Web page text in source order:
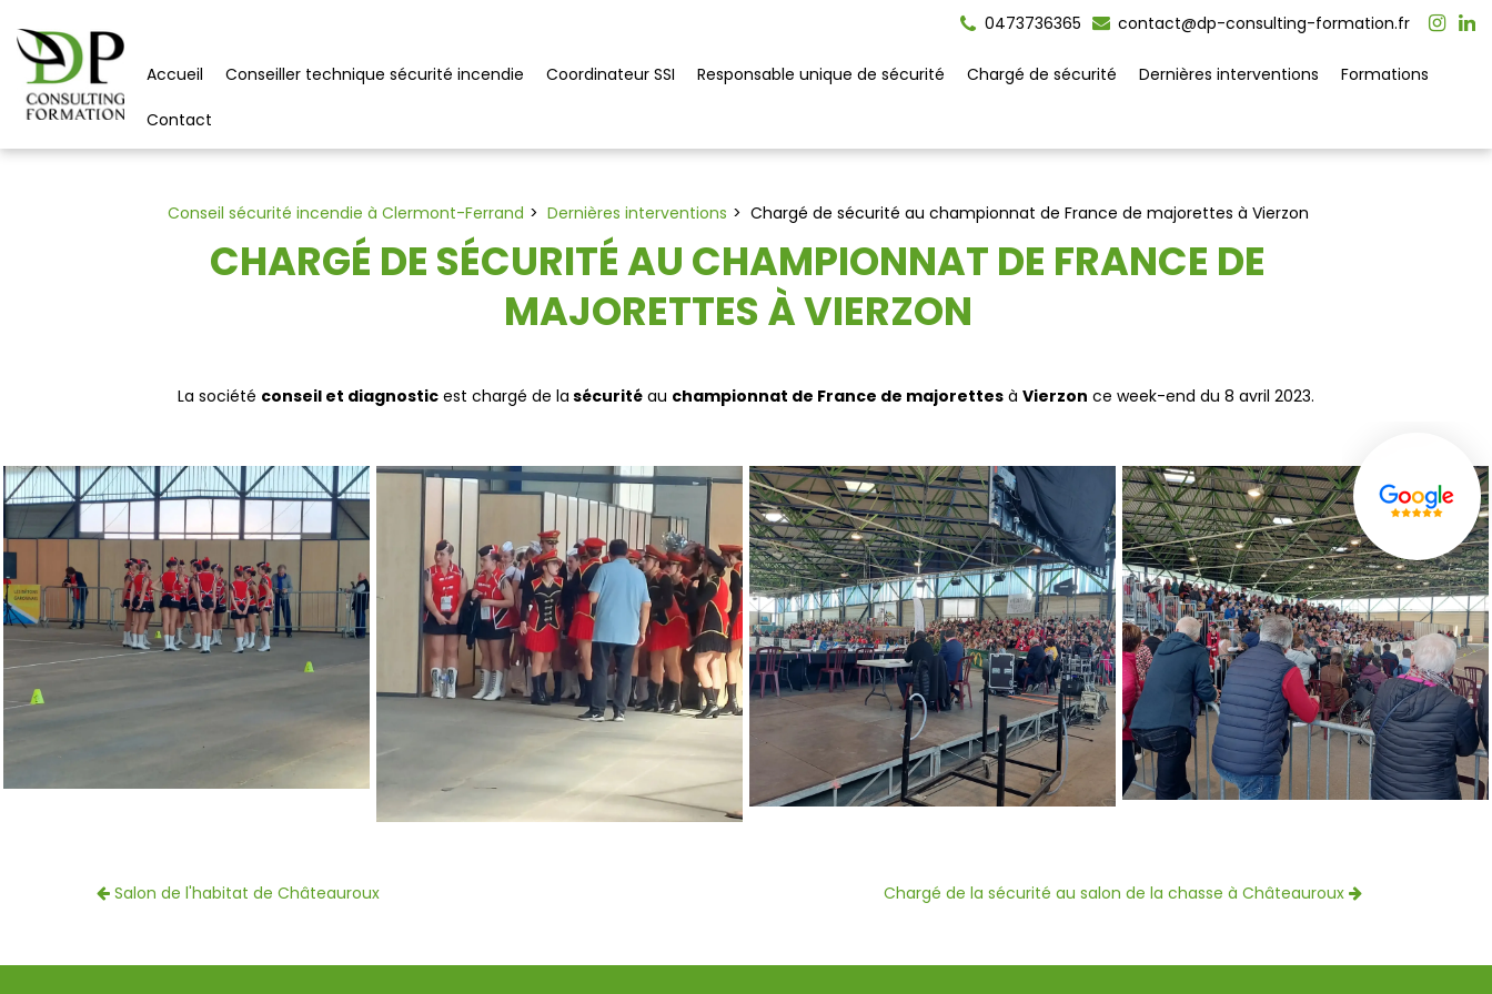
0473736365 contact@dp-consulting-formation.fr
Accueil Conseiller technique sécurité incendie Coordinateur SSI Responsable unique de sécurité Chargé de sécurité Dernières interventions Formations
Contact
Conseil sécurité incendie à Clermont-Ferrand Dernières interventions Chargé de sécurité au championnat de France de majorettes à Vierzon
CHARGÉ DE SÉCURITÉ AU CHAMPIONNAT DE FRANCE DE
MAJORETTES À VIERZON
La société conseil et diagnostic est chargé de la sécurité au championnat de France de majorettes à Vierzon ce week-end du 8 avril 2023.
Salon de l'habitat de Châteauroux Chargé de la sécurité au salon de la chasse à Châteauroux